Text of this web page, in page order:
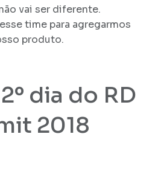
vai ser diferente.
time para agregarmos
produto.
dia do RD
2018